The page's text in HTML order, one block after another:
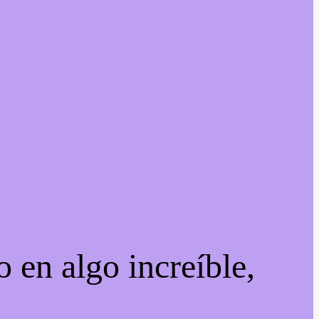
en algo increíble,